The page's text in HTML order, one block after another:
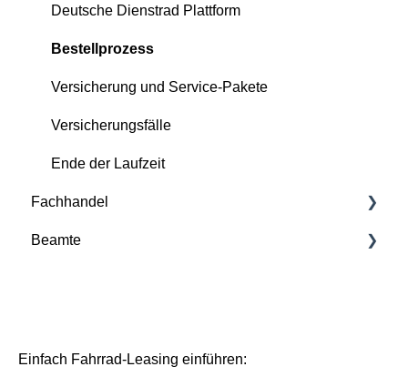
Kontinuierliche Betreuung durch Deutsche
Deutsche Dienstrad Plattform
Bestellprozess
Versicherung und Service-Pakete
Versicherungsfälle
Ende der Laufzeit
Fachhandel
Grundlagen
Beamte
Einfach Fahrrad-Leasing einführen: